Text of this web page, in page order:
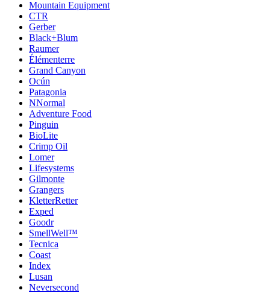
Mountain Equipment
CTR
Gerber
Black+Blum
Raumer
Élémenterre
Grand Canyon
Ocún
Patagonia
NNormal
Adventure Food
Pinguin
BioLite
Crimp Oil
Lomer
Lifesystems
Gilmonte
Grangers
KletterRetter
Exped
Goodr
SmellWell™
Tecnica
Coast
Index
Lusan
Neversecond